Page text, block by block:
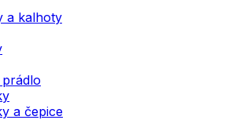
a kalhoty
a čepice